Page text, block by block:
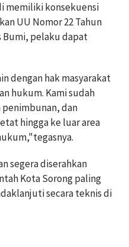
memiliki konsekuensi
UU Nomor 22 Tahun
Bumi, pelaku dapat
dengan hak masyarakat
hukum. Kami sudah
penimbunan, dan
hingga ke luar area
segera diserahkan
Kota Sorong paling
secara teknis di